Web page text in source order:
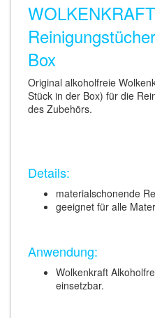
Box
Original alkoholfreie
Stück in der Box) für die
des Zubehörs.
Details:
materialschonende
geeignet für alle
Anwendung:
Wolkenkraft
einsetzbar.